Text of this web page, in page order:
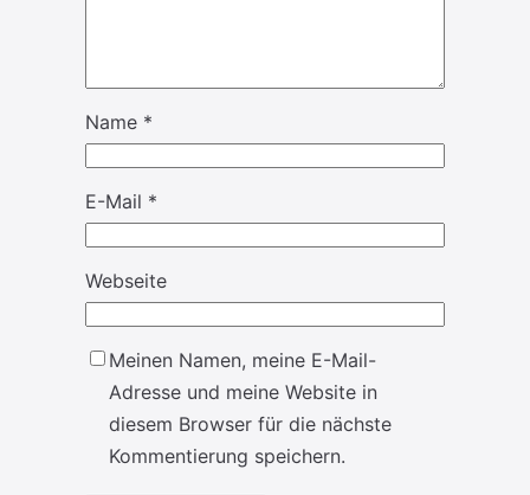
Name *
E-Mail *
Webseite
Meinen Namen, meine E-Mail-
Adresse und meine Website in
diesem Browser für die nächste
Kommentierung speichern.